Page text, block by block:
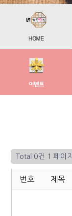
Total 0건 1 페이지
번호 제목